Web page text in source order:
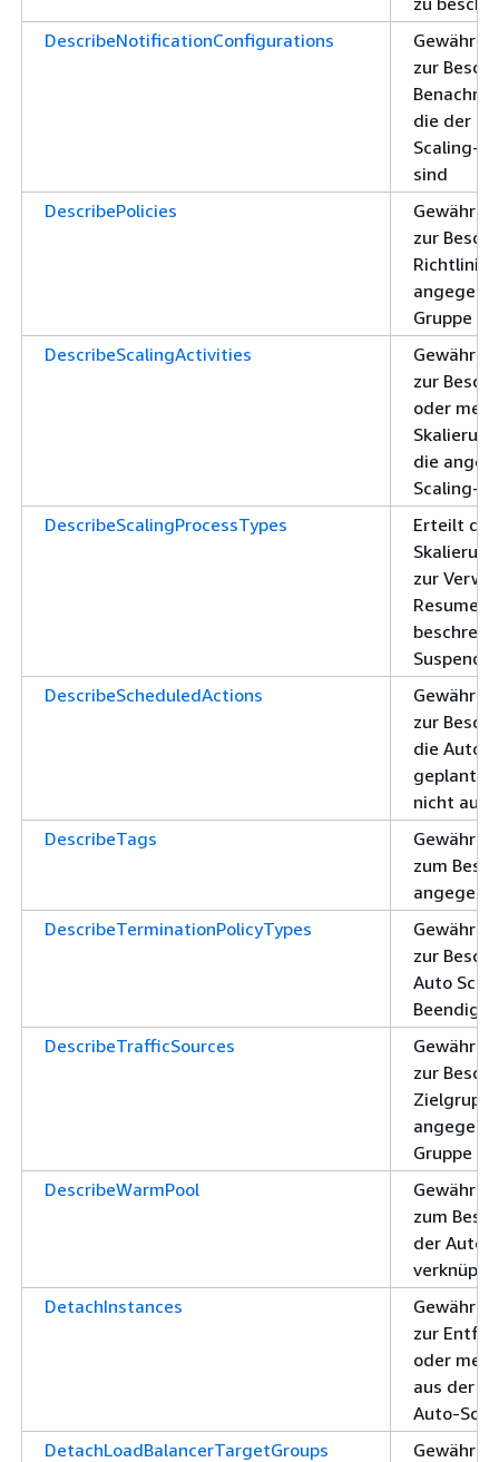
DescribeNotificationConfigurations
Gewährt
zur
die der
Scaling-
sind
DescribePolicies
Gewährt
zur
Gruppe
DescribeScalingActivities
Gewährt
zur
oder
die
Scaling-
DescribeScalingProcessTypes
Erteilt die
zur
DescribeScheduledActions
Gewährt
zur
die Auto-
nicht
DescribeTags
Gewährt
zum
DescribeTerminationPolicyTypes
Gewährt
zur
Auto
DescribeTrafficSources
Gewährt
zur
Gruppe
DescribeWarmPool
Gewährt
zum
der Auto-
DetachInstances
Gewährt
zur
oder
aus der
Auto-
DetachLoadBalancerTargetGroups
Gewährt